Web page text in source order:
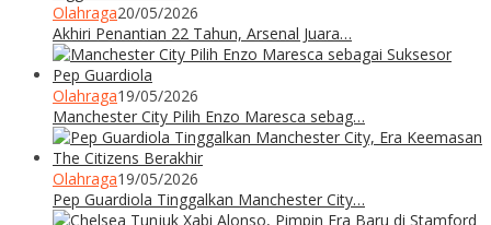
Olahraga20/05/2026
Akhiri Penantian 22 Tahun, Arsenal Juara…
Olahraga19/05/2026
Manchester City Pilih Enzo Maresca sebag…
Olahraga19/05/2026
Pep Guardiola Tinggalkan Manchester City…